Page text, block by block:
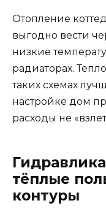
Отопление
выгодно вести
низкие
радиаторах.
таких схемах
настройке дом
расходы не
тёплые
контуры